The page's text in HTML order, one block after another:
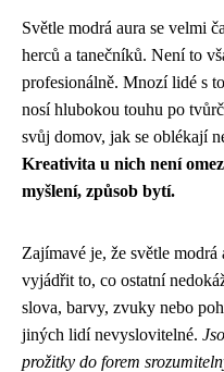
Světle modrá aura se velmi
herců a tanečníků. Není to
profesionálně. Mnozí lidé s
nosí hlubokou touhu po
svůj domov, jak se oblékají
Kreativita u nich není
myšlení, způsob bytí.
Zajímavé je, že světle
vyjádřit to, co ostatní
slova, barvy, zvuky nebo
jiných lidí nevyslovitelné.
prožitky do forem